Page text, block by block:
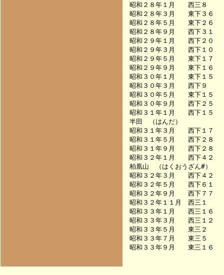
昭和２８年１月　　西三８
昭和２８年３月　　東下３
昭和２８年５月　　東下２
昭和２８年９月　　西下３
昭和２９年１月　　西下２
昭和２９年３月　　西下
昭和２９年５月　　東下１
昭和２９年９月　　東下１
昭和３０年１月　　東下１
昭和３０年３月　　西下
昭和３０年５月　　東下１
昭和３０年９月　　西下２
昭和３１年１月　　西下
半田　（はんだ）
昭和３１年３月　　西下１
昭和３１年５月　　西下２
昭和３１年９月　　西下２８
昭和３２年１月　　西下４２
柏凰山　（はくおうざん#）
昭和３２年３月　　西下４２
昭和３２年５月　　西下６１
昭和３２年９月　　西下７
昭和３２年１１月　西三１
昭和３３年１月　　西三１
昭和３３年３月　　西三１
昭和３３年５月　　東三２
昭和３３年７月　　東三５